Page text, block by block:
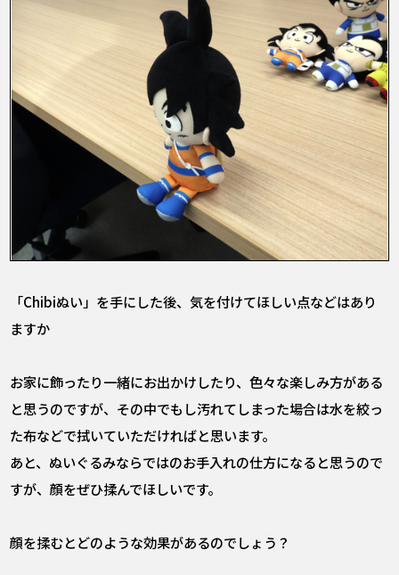
――「Chibiぬい」を手にした後、気を付けてほしい点などはあり
ますか
お家に飾ったり一緒にお出かけしたり、色々な楽しみ方がある
と思うのですが、その中でもし汚れてしまった場合は水を絞っ
た布などで拭いていただければと思います。
あと、ぬいぐるみならではのお手入れの仕方になると思うので
すが、顔をぜひ揉んでほしいです。
――顔を揉むとどのような効果があるのでしょう？